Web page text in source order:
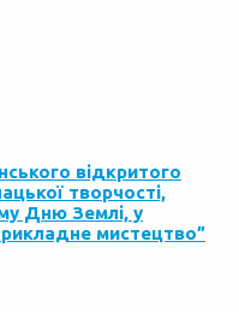
відкритого
творчості,
Дню Землі, у
мистецтво”